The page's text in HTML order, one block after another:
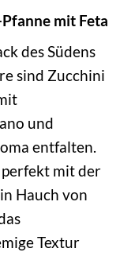
mit Feta
des Südens
sind Zucchini
und
entfalten.
mit der
Hauch von
Textur